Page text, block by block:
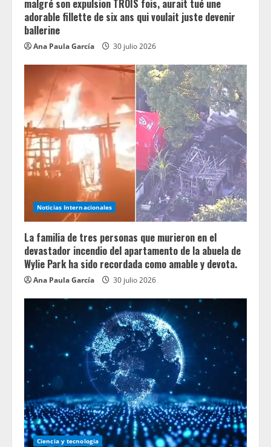
malgré son expulsion TROIS fois, aurait tué une
adorable fillette de six ans qui voulait juste devenir
ballerine
Ana Paula García 30 julio 2026
Noticias Internacionales
La familia de tres personas que murieron en el
devastador incendio del apartamento de la abuela de
Wylie Park ha sido recordada como amable y devota.
Ana Paula García 30 julio 2026
Ciencia y tecnologia